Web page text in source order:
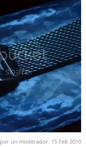
un moderador: 15 Feb 2010